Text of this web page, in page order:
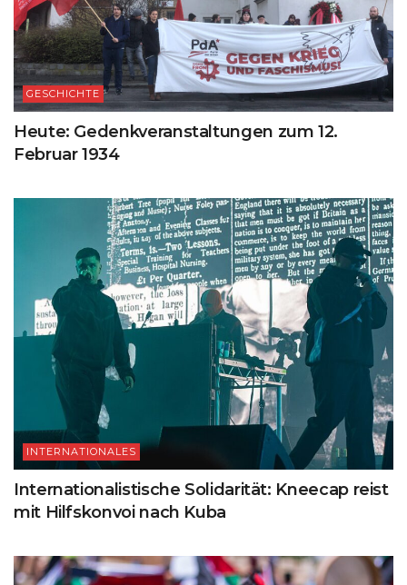
GESCHICHTE
Heute: Gedenkveranstaltungen zum 12.
Februar 1934
INTERNATIONALES
Internationalistische Solidarität: Kneecap reist
mit Hilfskonvoi nach Kuba